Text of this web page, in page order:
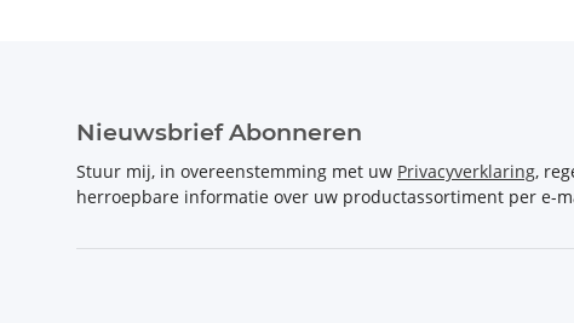
Nieuwsbrief Abonneren
Stuur mij, in overeenstemming met uw Privacyverklaring,
herroepbare informatie over uw productassortiment per e-